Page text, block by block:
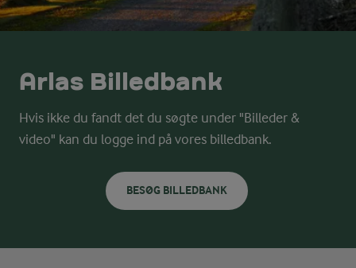
Arlas Billedbank
Hvis ikke du fandt det du søgte under "Billeder &
video" kan du logge ind på vores billedbank.
BESØG BILLEDBANK